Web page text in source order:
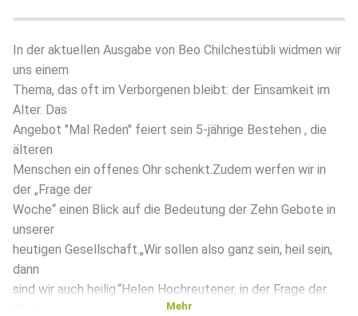
In der aktuellen Ausgabe von Beo Chilchestübli widmen wir
uns einem
Thema, das oft im Verborgenen bleibt: der Einsamkeit im
Alter. Das
Angebot "Mal Reden" feiert sein 5-jährige Bestehen , die
älteren
Menschen ein offenes Ohr schenkt.Zudem werfen wir in
der „Frage der
Woche“ einen Blick auf die Bedeutung der Zehn Gebote in
unserer
heutigen Gesellschaft.„Wir sollen also ganz sein, heil sein,
dann
sind wir auch heilig.“Helen Hochreutener, in der Frage der
Mehr